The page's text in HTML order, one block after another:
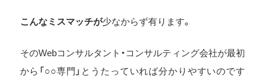
こんなミスマッチが少なからず有ります。
そのWebコンサルタント・コンサルティング会社が最初
から「○○専門」とうたっていれば分かりやすいのです